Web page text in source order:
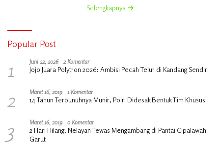
Selengkapnya
Popular Post
1 Juni 22, 2026 2 Komentar
Jojo Juara Polytron 2026: Ambisi Pecah Telur di Kandang Sendiri
2 Maret 16, 2019 1 Komentar
14 Tahun Terbunuhnya Munir, Polri Didesak Bentuk Tim Khusus
3 Maret 16, 2019 0 Komentar
2 Hari Hilang, Nelayan Tewas Mengambang di Pantai Cipalawah
Garut